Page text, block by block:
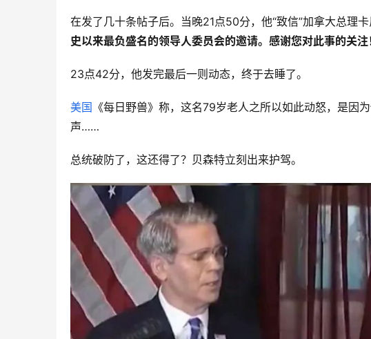
在发了几十条帖子后。当晚21点50分，他“致信”加拿大总理卡
史以来最负盛名的领导人委员会的邀请。感谢您对此事的关注
23点42分，他发完最后一则动态，终于去睡了。
美国 《每日野兽》称，这名79岁老人之所以如此动怒，是因
声……
总统破防了，这还得了？贝森特立刻出来护驾。